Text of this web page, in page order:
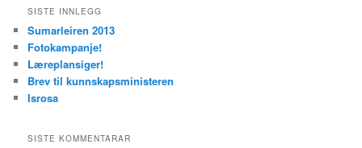
r
h
SISTE INNLEGG
Sumarleiren 2013
Fotokampanje!
Læreplansiger!
Brev til kunnskapsministeren
Isrosa
SISTE KOMMENTARAR